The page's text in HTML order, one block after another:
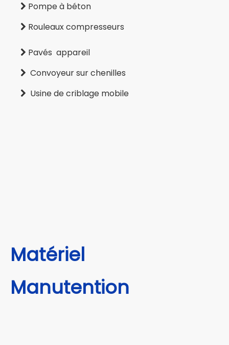
 Pompe à béton
 Rouleaux compresseurs
 Pavés appareil
 Convoyeur sur chenilles
 Usine de criblage mobile
Matériel
Manutention